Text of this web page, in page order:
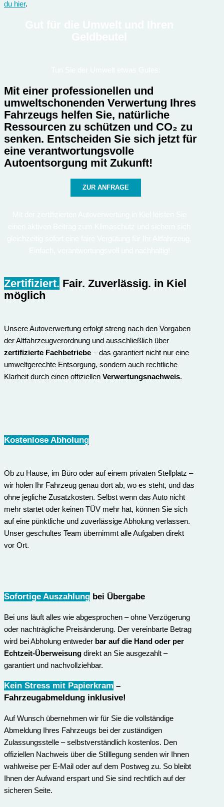
du hier.
Mit einer professionellen und
umweltschonenden Verwertung Ihres
Fahrzeugs helfen Sie, natürliche
Ressourcen zu schützen und CO₂ zu
senken. Entscheiden Sie sich jetzt für
eine verantwortungsvolle
Autoentsorgung mit Zukunft!
ZUR ANFRAGE
Zertifiziert. Fair. Zuverlässig. in Kiel
möglich
Unsere Autoverwertung erfolgt streng nach den Vorgaben
der Altfahrzeugverordnung und ausschließlich über
zertifizierte Fachbetriebe – das garantiert nicht nur eine
umweltgerechte Entsorgung, sondern auch rechtliche
Klarheit durch einen offiziellen Verwertungsnachweis.
Kostenlose Abholung
Ob zu Hause, im Büro oder auf einem privaten Stellplatz –
wir holen Ihr Fahrzeug genau dort ab, wo es steht, und das
ohne jegliche Zusatzkosten. Selbst wenn das Auto nicht
mehr startet oder keinen TÜV mehr hat, können Sie sich
auf eine pünktliche und zuverlässige Abholung verlassen.
Unser geschultes Team übernimmt alle Aufgaben direkt
vor Ort.
Sofortige Auszahlung bei Übergabe
Bei uns läuft alles wie abgesprochen – ohne Verzögerung
oder nachträgliche Preisänderung. Der vereinbarte Betrag
wird bei Abholung entweder bar auf die Hand oder per
Echtzeit-Überweisung direkt an Sie ausgezahlt –
garantiert und nachvollziehbar.
Kein Stress mit Papierkram –
Fahrzeugabmeldung inklusive!
Auf Wunsch übernehmen wir für Sie die vollständige
Abmeldung Ihres Fahrzeugs bei der zuständigen
Zulassungsstelle – selbstverständlich kostenlos. Den
offiziellen Nachweis über die Stilllegung senden wir Ihnen
wahlweise per E-Mail oder auf dem Postweg zu. So bleibt
Ihnen der Aufwand erspart und Sie sind rechtlich auf der
sicheren Seite.